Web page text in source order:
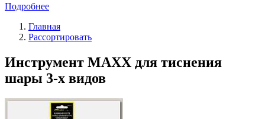
Подробнее
Главная
Рассортировать
Инструмент MAXX для тиснения
шары 3-х видов